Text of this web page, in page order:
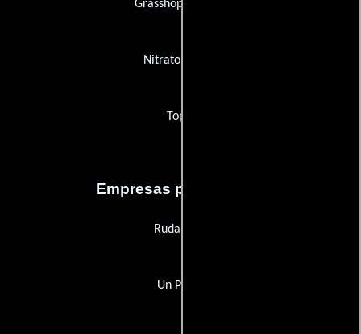
Grasshopper Film
Nitrato Filmes
Topic
Empresas productoras
Ruda Cine
Un Puma